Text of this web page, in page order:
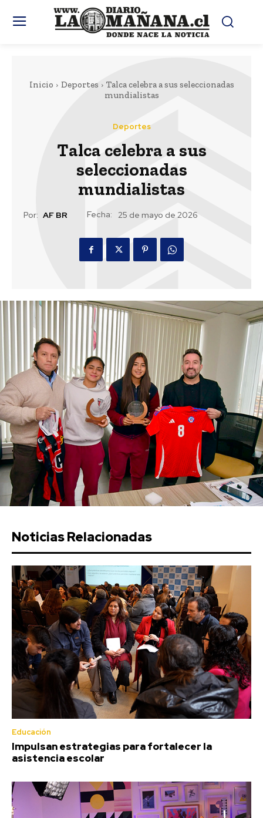
Inicio Deportes
Talca celebra a sus seleccionadas
mundialistas
Deportes
Talca celebra a sus
seleccionadas
mundialistas
Por: AF BR Fecha: 25 de mayo de 2026
Noticias Relacionadas
Educación
Impulsan estrategias para fortalecer la
asistencia escolar